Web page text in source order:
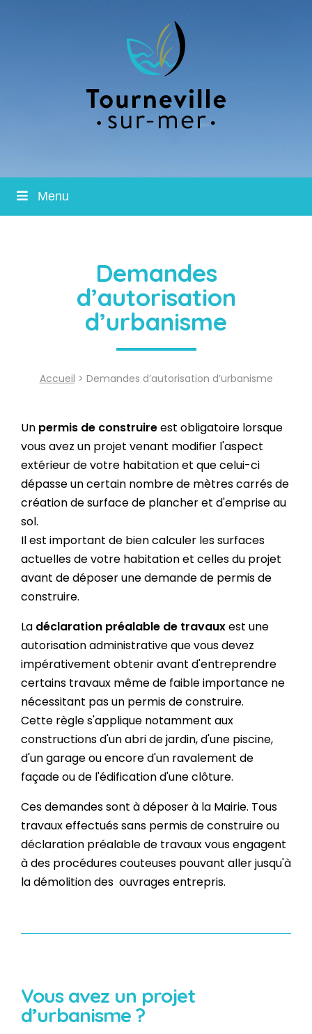
Menu
Demandes
d’autorisation
d’urbanisme
Accueil > Demandes d’autorisation d’urbanisme
Un permis de construireest obligatoire lorsque
vous avez un projet venant modifier l'aspect
extérieur de votre habitation et que celui-ci
dépasse un certain nombre de mètres carrés de
création de surface de plancher et d'emprise au
sol.
Il est important de bien calculer les surfaces
actuelles de votre habitation et celles du projet
avant de déposer une demande de permis de
construire.
La déclaration préalable de travauxest une
autorisation administrative que vous devez
impérativement obtenir avant d'entreprendre
certains travaux même de faible importance ne
nécessitant pas un permis de construire.
Cette règle s'applique notamment aux
constructions d'un abri de jardin, d'une piscine,
d'un garage ou encore d'un ravalement de
façade ou de l'édification d'une clôture.
​Ces demandes sont à déposer à la Mairie. Tous
travaux effectués sans permis de construire ou
déclaration préalable de travaux vous engagent
à des procédures couteuses pouvant aller jusqu'à
la démolition des ouvrages entrepris.
Vous avez un projet
d’urbanisme ?